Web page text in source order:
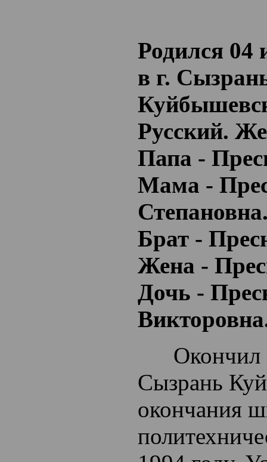
Родился 04
в г.
Русский.
Папа -
Мама -
Брат -
Жена -
Дочь -
Окончил 9
Сызрань
окончания